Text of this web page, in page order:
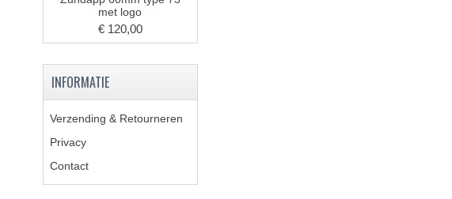
met logo
€ 120,00
INFORMATIE
Verzending & Retourneren
Privacy
Contact